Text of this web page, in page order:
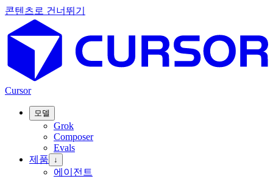
콘텐츠로 건너뛰기
Cursor
모델
Grok
Composer
Evals
제품
↓
에이전트